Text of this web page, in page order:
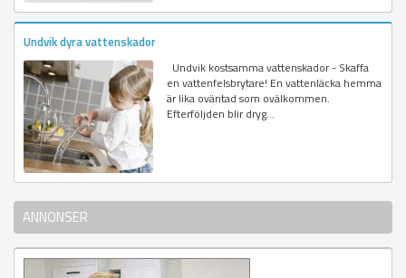
Undvik dyra vattenskador
Undvik kostsamma vattenskador - Skaffa
en vattenfelsbrytare! En vattenläcka hemma
är lika oväntad som ovälkommen.
Efterföljden blir dryg...
ANNONSER